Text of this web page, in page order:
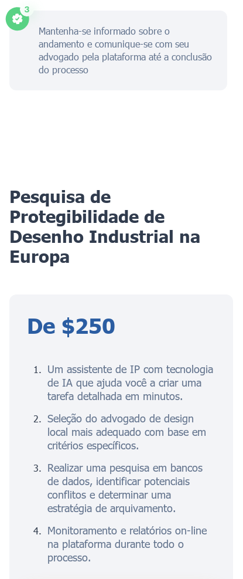
Mantenha-se informado sobre o
andamento e comunique-se com seu
advogado pela plataforma até a conclusão
do processo
Pesquisa de
Protegibilidade de
Desenho Industrial na
Europa
De $250
Um assistente de IP com tecnologia
de IA que ajuda você a criar uma
tarefa detalhada em minutos.
Seleção do advogado de design
local mais adequado com base em
critérios específicos.
Realizar uma pesquisa em bancos
de dados, identificar potenciais
conflitos e determinar uma
estratégia de arquivamento.
Monitoramento e relatórios on-line
na plataforma durante todo o
processo.